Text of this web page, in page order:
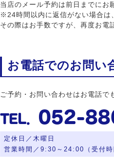
当店のメール予約は前日までにお
※24時間以内に返信がない場合は
その際はお手数ですが、再度お電
お電話でのお問い
ご予約・お問い合わせはお電話で
052-
定休日／木曜日
営業時間／9:30～24:00（受付